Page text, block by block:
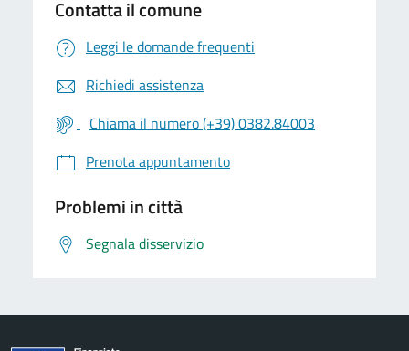
Contatta il comune
Leggi le domande frequenti
Richiedi assistenza
Chiama il numero (+39) 0382.84003
Prenota appuntamento
Problemi in città
Segnala disservizio